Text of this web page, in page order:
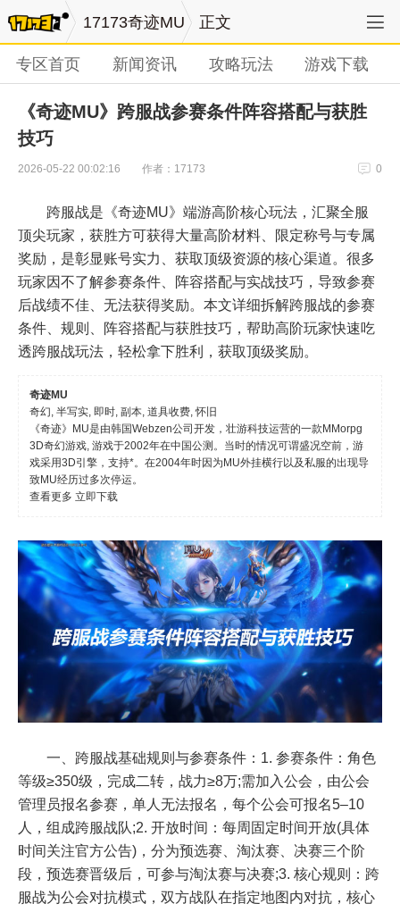
17173奇迹MU 正文
专区首页 新闻资讯 攻略玩法 游戏下载
《奇迹MU》跨服战参赛条件阵容搭配与获胜
技巧
2026-05-22 00:02:16 作者：17173 0
跨服战是《奇迹MU》端游高阶核心玩法，汇聚全服
顶尖玩家，获胜方可获得大量高阶材料、限定称号与专属
奖励，是彰显账号实力、获取顶级资源的核心渠道。很多
玩家因不了解参赛条件、阵容搭配与实战技巧，导致参赛
后战绩不佳、无法获得奖励。本文详细拆解跨服战的参赛
条件、规则、阵容搭配与获胜技巧，帮助高阶玩家快速吃
透跨服战玩法，轻松拿下胜利，获取顶级奖励。
奇迹MU
奇幻, 半写实, 即时, 副本, 道具收费, 怀旧
《奇迹》MU是由韩国Webzen公司开发，壮游科技运营的一款MMorpg
3D奇幻游戏, 游戏于2002年在中国公测。当时的情况可谓盛况空前，游
戏采用3D引擎，支持*。在2004年时因为MU外挂横行以及私服的出现导
致MU经历过多次停运。
查看更多 立即下载
一、跨服战基础规则与参赛条件：1. 参赛条件：角色
等级≥350级，完成二转，战力≥8万;需加入公会，由公会
管理员报名参赛，单人无法报名，每个公会可报名5–10
人，组成跨服战队;2. 开放时间：每周固定时间开放(具体
时间关注官方公告)，分为预选赛、淘汰赛、决赛三个阶
段，预选赛晋级后，可参与淘汰赛与决赛;3. 核心规则：跨
服战为公会对抗模式，双方战队在指定地图内对抗，核心